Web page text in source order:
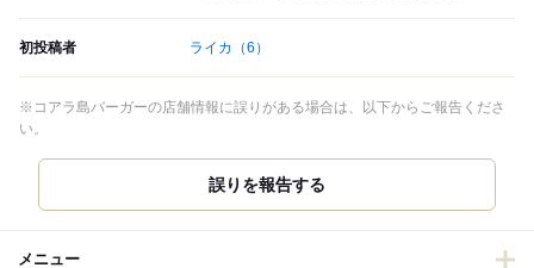
初投稿者 ライカ （6）
※コアラ島バーガーの店舗情報に誤りがある場合は、以下からご報告くださ
い。
誤りを報告する
メニュー